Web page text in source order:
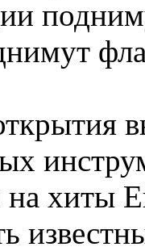
на хиты